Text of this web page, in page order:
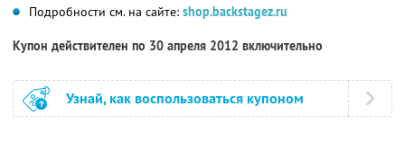
Подробности см. на сайте: shop.backstagez.ru
Купон действителен по 30 апреля 2012 включительно
Узнай, как воспользоваться купоном